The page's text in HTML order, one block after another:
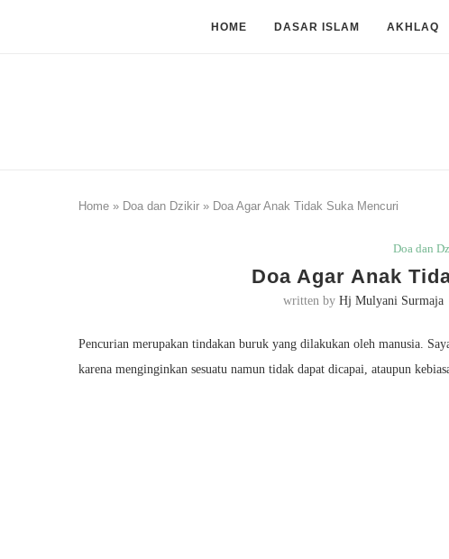
HOME DASAR ISLAM AKHLAQ
Home » Doa dan Dzikir » Doa Agar Anak Tidak Suka Mencuri
Doa dan
Doa Agar Anak
written by Hj Mulyani Surmaja
Pencurian merupakan tindakan buruk yang dilakukan oleh manusia.
karena menginginkan sesuatu namun tidak dapat dicapai, ataupun